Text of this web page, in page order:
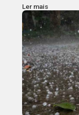
Ler mais